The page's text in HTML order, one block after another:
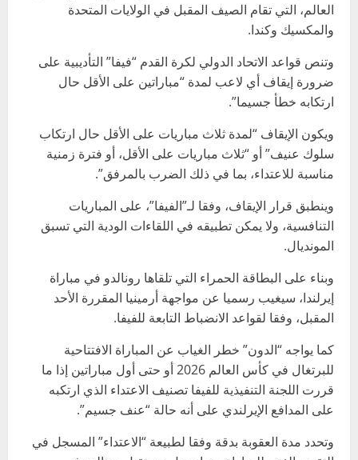
العالم، التي تقام الصيف المقبل في الولايات المتحدة
والمكسيك وكندا.
وتنص قواعد الاتحاد الدولي لكرة القدم “فيفا” التأديبية على
ضرورة إيقاف أي لاعب لمدة “مباراتين على الأقل حال
ارتكابه خطأ جسيما”.
ويكون الإيقاف “لمدة ثلاث مباريات على الأقل حال ارتكاب
سلوك عنيف” أو “ثلاث مباريات على الأقل، أو فترة زمنية
مناسبة للاعتداء، بما في ذلك الضرب بالمرفق”.
وينطبق قرار الإيقاف، وفقا لـ”الفيفا”، على المباريات
التنافسية، ولا يمكن تطبيقه في اللقاءات الودية التي تسبق
المونديال.
وبناء على البطاقة الحمراء التي تلقاها رونالدو في مباراة
إيرلندا، سيغيب رسميا عن مواجهة أرمينيا المقررة الأحد
المقبل، وفقا لقواعد الانضباط التابعة للفيفا.
كما يواجه “الدون” خطر الغياب عن المباراة الافتتاحية
للبرتغال في كأس العالم 2026 أو حتى أول مباراتين إذا ما
قررت اللجنة التنفيذية للفيفا تصنيف الاعتداء الذي ارتكبه
على المدافع الإيرلندي على أنه حالة “عنف جسيم”.
وتحدد مدة العقوبة بدقة وفقا لطبيعة “الاعتداء” المسجل في